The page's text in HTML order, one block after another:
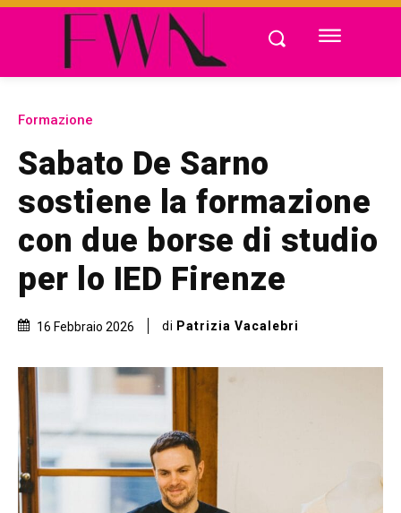
Formazione
Sabato De Sarno
sostiene la formazione
con due borse di studio
per lo IED Firenze
16 Febbraio 2026 di Patrizia Vacalebri